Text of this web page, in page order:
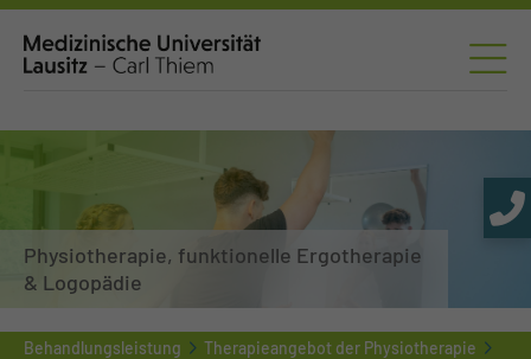
Physiotherapie, funktionelle Ergotherapie
& Logopädie
Behandlungsleistung
Therapieangebot der Physiotherapie